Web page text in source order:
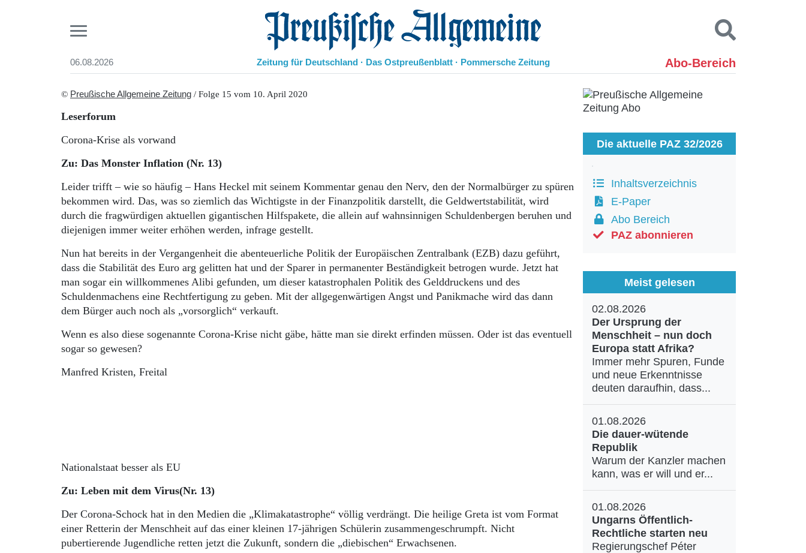
06.08.2026 Preußische Allgemeine Zeitung
Zeitung für Deutschland · Das Ostpreußenblatt · Pommersche Zeitung Abo-Bereich
Start
Aktuelle Ausgabe
Abonnenten-Login
Abo Prämien
Mediadaten
Ostpreußen
Pommern
Berlin-Brandenburg
Bücher
Kontakt
Suchen und finden
© Preußische Allgemeine Zeitung / Folge 15 vom 10. April 2020
Leserforum
Corona-Krise als vorwand
Zu: Das Monster Inflation (Nr. 13)
Leider trifft – wie so häufig – Hans Heckel mit seinem Kommentar genau den Nerv, den der Normalbürger zu spüren
bekommen wird. Das, was so ziemlich das Wichtigste in der Finanzpolitik darstellt, die Geldwertstabilität, wird
durch die fragwürdigen aktuellen gigantischen Hilfspakete, die allein auf wahnsinnigen Schuldenbergen beruhen und
diejenigen immer weiter erhöhen werden, infrage gestellt.
Nun hat bereits in der Vergangenheit die abenteuerliche Politik der Europäischen Zentralbank (EZB) dazu geführt,
dass die Stabilität des Euro arg gelitten hat und der Sparer in permanenter Beständigkeit betrogen wurde. Jetzt hat
man sogar ein willkommenes Alibi gefunden, um dieser katastrophalen Politik des Gelddruckens und des
Schuldenmachens eine Rechtfertigung zu geben. Mit der allgegenwärtigen Angst und Panikmache wird das dann
dem Bürger auch noch als „vorsorglich“ verkauft.
Wenn es also diese sogenannte Corona-Krise nicht gäbe, hätte man sie direkt erfinden müssen. Oder ist das eventuell
sogar so gewesen?
Manfred Kristen, Freital
Nationalstaat besser als EU
Zu: Leben mit dem Virus(Nr. 13)
Der Corona-Schock hat in den Medien die „Klimakatastrophe“ völlig verdrängt. Die heilige Greta ist vom Format
einer Retterin der Menschheit auf das einer kleinen 17-jährigen Schülerin zusammengeschrumpft. Nicht
pubertierende Jugendliche retten jetzt die Zukunft, sondern die „diebischen“ Erwachsenen.
Die aktuelle PAZ 32/2026
Inhaltsverzeichnis
E-Paper
Abo Bereich
PAZ abonnieren
Meist gelesen
02.08.2026
Der Ursprung der
Menschheit – nun doch
Europa statt Afrika?
Immer mehr Spuren, Funde
und neue Erkenntnisse
deuten daraufhin, dass...
01.08.2026
Die dauer-wütende
Republik
Warum der Kanzler machen
kann, was er will und er...
01.08.2026
Ungarns Öffentlich-
Rechtliche starten neu
Regierungschef Péter